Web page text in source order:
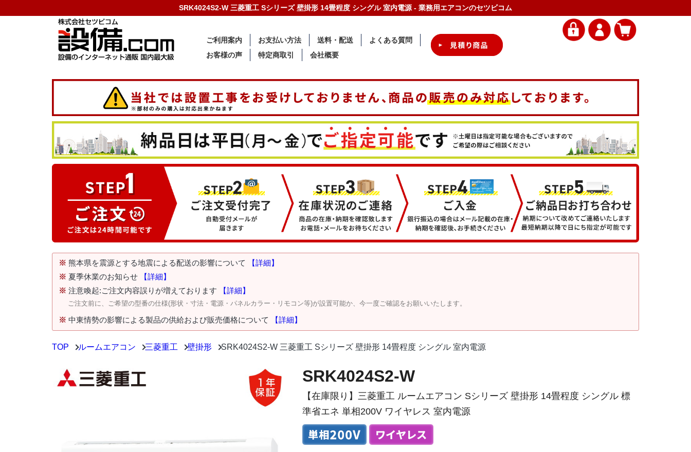
SRK4024S2-W 三菱重工 Sシリーズ 壁掛形 14畳程度 シングル 室内電源 - 業務用エアコンのセツビコム
ご利用案内 お支払い方法 送料・配送
よくある質問
お客様の声
特定商取引 会社概要
※ 熊本県を震源とする地震による配送の影響について
【詳細】
※ 夏季休業のお知らせ
【詳細】
※ 注意喚起:ご注文内容誤りが増えております 【詳細】
ご注文前に、ご希望の型番の仕様(形状・寸法・電源・パネルカラー・リモコン等)が設置可能か、今一度ご確認をお願いいたします。
※ 中東情勢の影響による製品の供給および販売価格について 【詳細】
TOP ルームエアコン 三菱重工 壁掛形 SRK4024S2-W 三菱重工 Sシリーズ 壁掛形 14畳程度 シングル 室内電源
SRK4024S2-W
【在庫限り】三菱重工 ルームエアコン Sシリーズ 壁掛形 14畳程度 シングル 標
準省エネ 単相200V ワイヤレス 室内電源